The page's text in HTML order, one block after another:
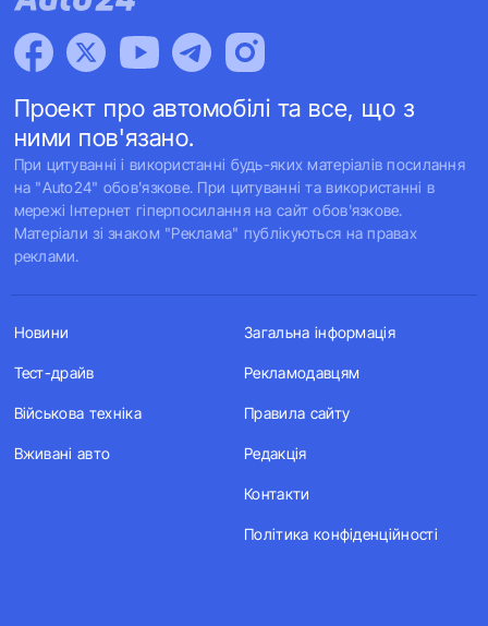
Проект про автомобілі та все, що з
ними пов'язано.
При цитуванні і використанні будь-яких матеріалів посилання
на "Auto24" обов'язкове. При цитуванні та використанні в
мережі Інтернет гіперпосилання на сайт обов'язкове.
Матеріали зі знаком "Реклама" публікуються на правах
реклами.
Новини
Тест-драйв
Військова техніка
Вживані авто
Загальна інформація
Рекламодавцям
Правила сайту
Редакція
Контакти
Політика конфіденційності